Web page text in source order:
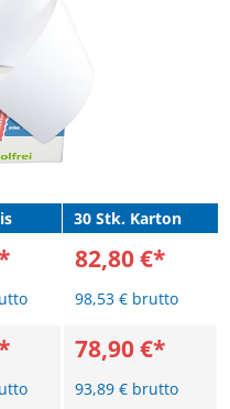
30 Stk. Karton
82,80 €*
98,53 € brutto
78,90 €*
93,89 € brutto